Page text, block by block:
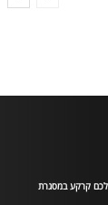
לכם קרקע במסגרת